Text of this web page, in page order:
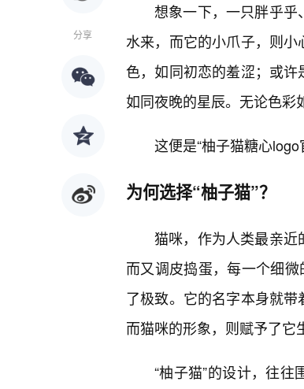
分享
想象一下，一只胖乎
水来，而它的小爪子，则
色，如同初恋的羞涩；或许
如同夜晚的星辰。无论色彩
这便是“柚子猫糖心logo
为何选择“柚子猫”？
猫咪，作为人类最亲
而又调皮捣蛋，每一个细
了极致。它的名字本身就带
而猫咪的形象，则赋予了它
“柚子猫”的设计，往